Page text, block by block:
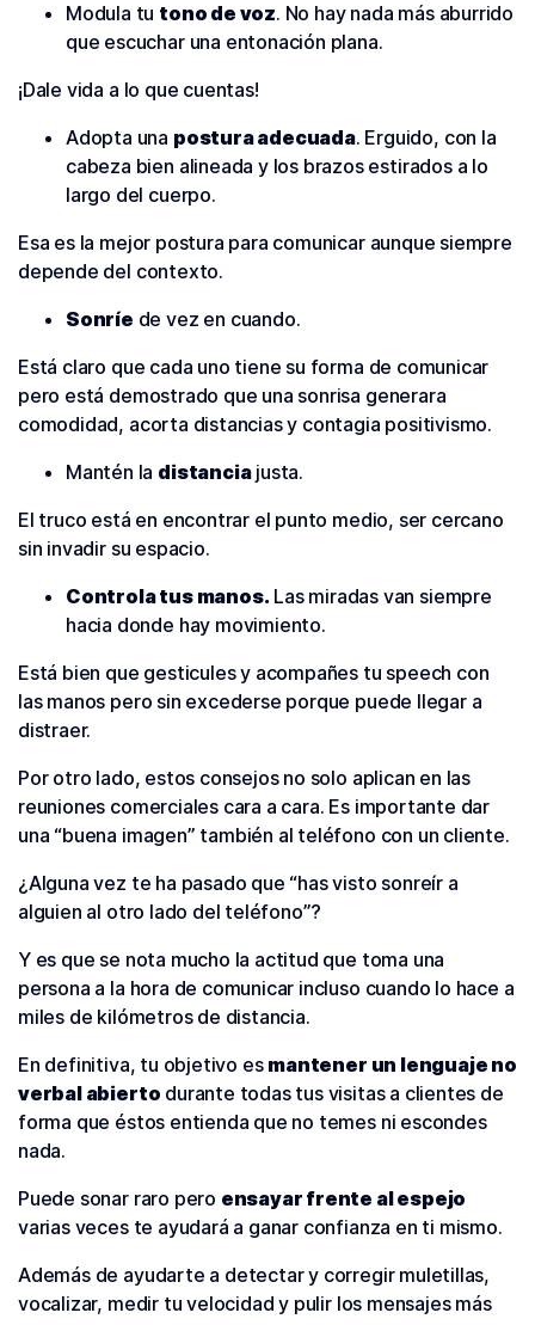
Modula tu tono de voz. No hay nada más aburrido
que escuchar una entonación plana.
¡Dale vida a lo que cuentas!
Adopta una postura adecuada. Erguido, con la
cabeza bien alineada y los brazos estirados a lo
largo del cuerpo.
Esa es la mejor postura para comunicar aunque siempre
depende del contexto.
Sonríe de vez en cuando.
Está claro que cada uno tiene su forma de comunicar
pero está demostrado que una sonrisa generara
comodidad, acorta distancias y contagia positivismo.
Mantén la distanciajusta.
El truco está en encontrar el punto medio, ser cercano
sin invadir su espacio.
Controla tus manos.Las miradas van siempre
hacia donde hay movimiento.
Está bien que gesticules y acompañes tu speech con
las manos pero sin excederse porque puede llegar a
distraer.
Por otro lado, estos consejos no solo aplican en las
reuniones comerciales cara a cara. Es importante dar
una “buena imagen” también al teléfono con un cliente.
¿Alguna vez te ha pasado que “has visto sonreír a
alguien al otro lado del teléfono”?
Y es que se nota mucho la actitud que toma una
persona a la hora de comunicar incluso cuando lo hace a
miles de kilómetros de distancia.
En definitiva, tu objetivo es mantener un lenguaje no
verbal abierto durante todas tus visitas a clientes de
forma que éstos entienda que no temes ni escondes
nada.
Puede sonar raro pero ensayar frente al espejo
varias veces te ayudará a ganar confianza en ti mismo.
Además de ayudarte a detectar y corregir muletillas,
vocalizar, medir tu velocidad y pulir los mensajes más